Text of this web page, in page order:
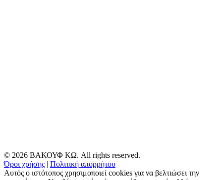
© 2026 ΒΑΚΟΥΦ ΚΩ. All rights reserved.
Όροι χρήσης | Πολιτική απορρήτου
Αυτός ο ιστότοπος χρησιμοποιεί cookies για να βελτιώσει την